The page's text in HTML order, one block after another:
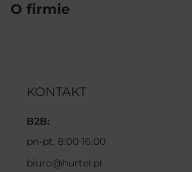
O firmie
KONTAKT
B2B:
pn-pt, 8:00 16:00
biuro@hurtel.pl